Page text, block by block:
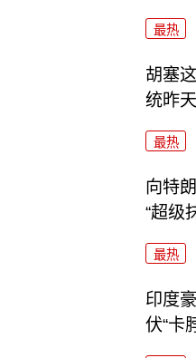
最热
胡塞
统昨
最热
向特
“超级
最热
印度
伏“卡